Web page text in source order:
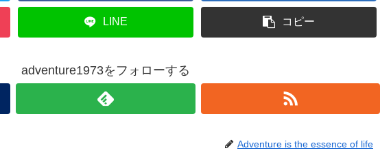
LINE コピー
adventure1973をフォローする
Adventure is the essence of life